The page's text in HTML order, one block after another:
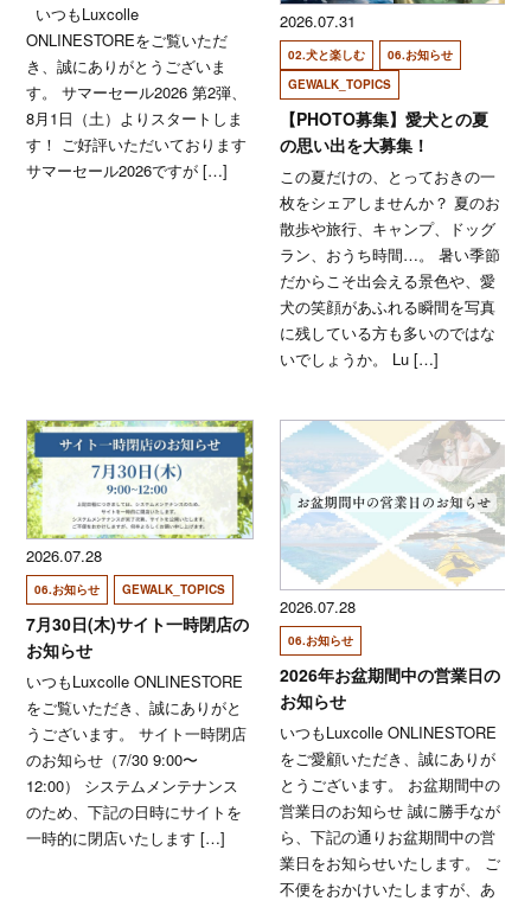
いつもLuxcolle
ONLINESTOREをご覧いただ
き、誠にありがとうございま
す。 サマーセール2026 第2弾、
8月1日（土）よりスタートしま
す！ ご好評いただいております
サマーセール2026ですが […]
2026.07.31
02.犬と楽しむ
06.お知らせ
GEWALK_TOPICS
【PHOTO募集】愛犬との夏
の思い出を大募集！
この夏だけの、とっておきの一
枚をシェアしませんか？ 夏のお
散歩や旅行、キャンプ、ドッグ
ラン、おうち時間…。 暑い季節
だからこそ出会える景色や、愛
犬の笑顔があふれる瞬間を写真
に残している方も多いのではな
いでしょうか。 Lu […]
2026.07.28
06.お知らせ GEWALK_TOPICS
7月30日(木)サイト一時閉店の
お知らせ
いつもLuxcolle ONLINESTORE
をご覧いただき、誠にありがと
うございます。 サイト一時閉店
のお知らせ（7/30 9:00〜
12:00） システムメンテナンス
のため、下記の日時にサイトを
一時的に閉店いたします […]
2026.07.28
06.お知らせ
2026年お盆期間中の営業日の
お知らせ
いつもLuxcolle ONLINESTORE
をご愛顧いただき、誠にありが
とうございます。 お盆期間中の
営業日のお知らせ 誠に勝手なが
ら、下記の通りお盆期間中の営
業日をお知らせいたします。 ご
不便をおかけいたしますが、あ